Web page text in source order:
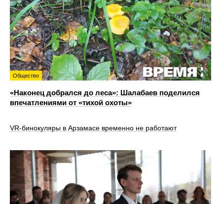
Общество
«Наконец добрался до леса»: Шалабаев поделился
впечатлениями от «тихой охоты»
VR‑бинокуляры в Арзамасе временно не работают